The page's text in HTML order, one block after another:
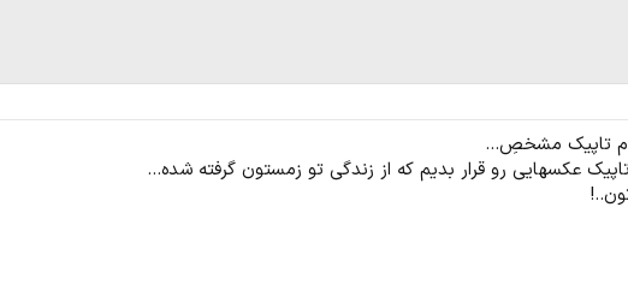
تاپیک مشخصِ...
عکسهایی رو قرار بدیم که از زندگی تو زمستون گرفته شده...